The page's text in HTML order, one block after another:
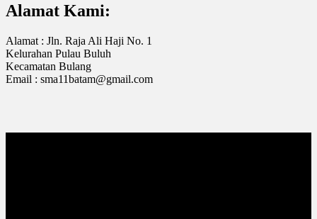
Alamat Kami:
Alamat : Jln. Raja Ali Haji No. 1
Kelurahan Pulau Buluh
Kecamatan Bulang
Email : sma11batam@gmail.com